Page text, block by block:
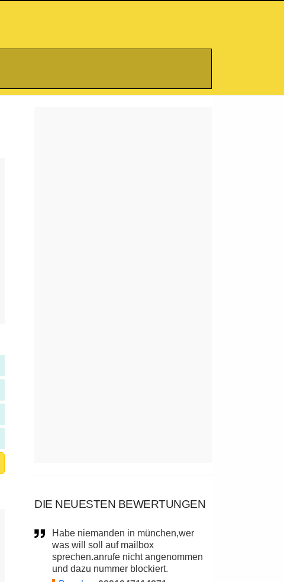
DIE NEUESTEN BEWERTUNGEN
Habe niemanden in münchen,wer
was will soll auf mailbox
sprechen.anrufe nicht angenommen
und dazu nummer blockiert.